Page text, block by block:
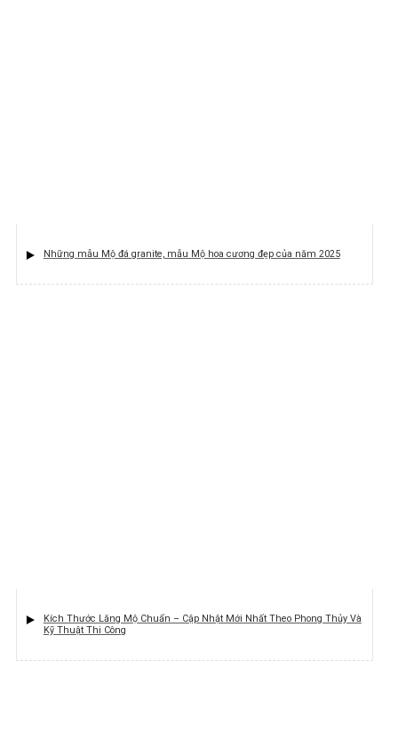
Những mẫu Mộ đá granite, mẫu Mộ hoa cương đẹp của năm 2025
Kích Thước Lăng Mộ Chuẩn – Cập Nhật Mới Nhất Theo Phong Thủy Và
Kỹ Thuật Thi Công